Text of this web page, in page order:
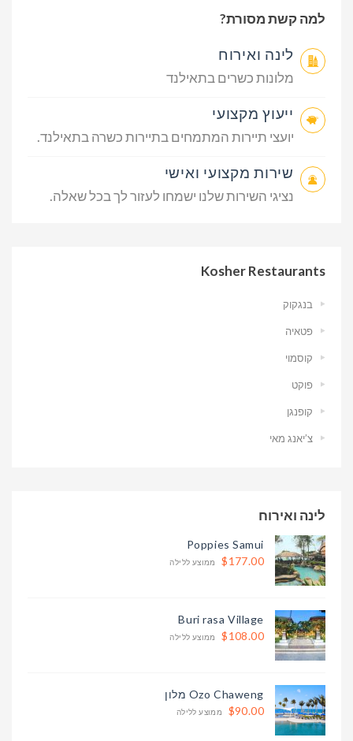
למה קשת מסורת?
לינה ואירוח
מלונות כשרים בתאילנד
ייעוץ מקצועי
יועצי תיירות המתמחים בתיירות כשרה בתאילנד.
שירות מקצועי ואישי
נציגי השירות שלנו ישמחו לעזור לך בכל שאלה.
Kosher Restaurants
בנגקוק
פטאיה
קוסמוי
פוקט
קופנגן
צ’יאנג מאי
לינה ואירוח
Poppies Samui
$177.00
ממוצע ללילה
Buri rasa Village
$108.00
ממוצע ללילה
Ozo Chaweng מלון
$90.00
ממוצע ללילה